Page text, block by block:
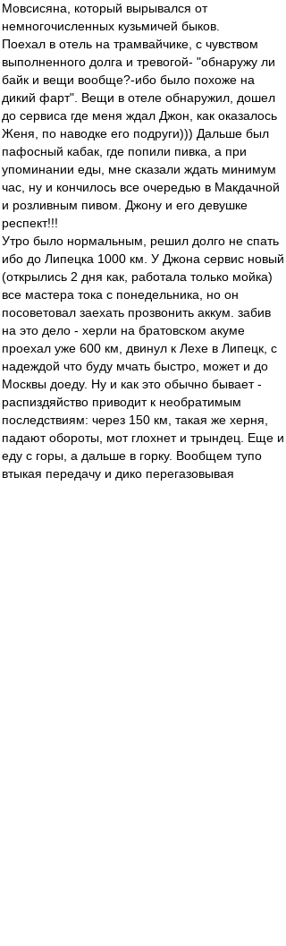
Мовсисяна, который вырывался от
немногочисленных кузьмичей быков.
Поехал в отель на трамвайчике, с чувством
выполненного долга и тревогой- "обнаружу ли
байк и вещи вообще?-ибо было похоже на
дикий фарт". Вещи в отеле обнаружил, дошел
до сервиса где меня ждал Джон, как оказалось
Женя, по наводке его подруги))) Дальше был
пафосный кабак, где попили пивка, а при
упоминании еды, мне сказали ждать минимум
час, ну и кончилось все очередью в Макдачной
и розливным пивом. Джону и его девушке
респект!!!
Утро было нормальным, решил долго не спать
ибо до Липецка 1000 км. У Джона сервис новый
(открылись 2 дня как, работала только мойка)
все мастера тока с понедельника, но он
посоветовал заехать прозвонить аккум. забив
на это дело - херли на братовском акуме
проехал уже 600 км, двинул к Лехе в Липецк, с
надеждой что буду мчать быстро, может и до
Москвы доеду. Ну и как это обычно бывает -
распиздяйство приводит к необратимым
последствиям: через 150 км, такая же херня,
падают обороты, мот глохнет и трындец. Еще и
еду с горы, а дальше в горку. Вообщем тупо
втыкая передачу и дико перегазовывая